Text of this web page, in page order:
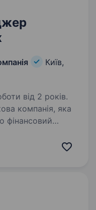
Київ,
від 2 років.
фінансовий